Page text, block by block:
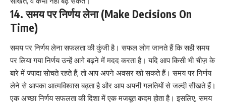
14. समय पर निर्णय लेना (Make Decisions On
Time)
समय पर निर्णय लेना सफलता की कुंजी है। सफल लोग जानते हैं कि सही समय
पर लिया गया निर्णय उन्हें आगे बढ़ने में मदद करता है। यदि आप किसी भी चीज़ के
बारे में ज्यादा सोचते रहते हैं, तो आप अपने अवसर खो सकते हैं। समय पर निर्णय
लेने से आपका आत्मविश्वास बढ़ता है और आप अपनी गलतियों से जल्दी सीखते हैं।
एक अच्छा निर्णय सफलता की दिशा में एक मजबूत कदम होता है। इसलिए, समय